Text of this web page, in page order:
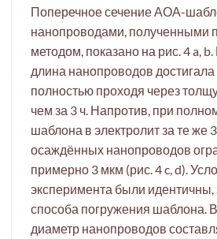
Поперечное сечение АОА-
нанопроводами, полученными
методом, показано на рис. 4 a,
длина нанопроводов
полностью проходя через
чем за 3 ч. Напротив, при
шаблона в электролит за те же
осаждённых нанопроводов
примерно 3 мкм (рис. 4 c, d).
эксперимента были
способа погружения шаблона.
диаметр нанопроводов